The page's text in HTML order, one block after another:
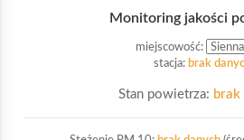
Monitoring jakości
miejscowość:
stacja: brak
Stan powietrza: brak